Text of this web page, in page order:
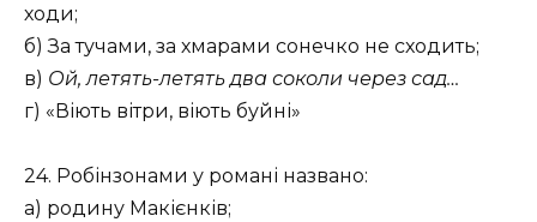
ходи;
б) За тучами, за хмарами сонечко не сходить;
в) Ой, летять-летять два соколи через сад…
г) «Віють вітри, віють буйні»
24. Робінзонами у романі названо:
а) родину Макієнків;